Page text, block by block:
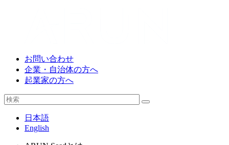
お問い合わせ
企業・自治体の方へ
起業家の方へ
日本語
English